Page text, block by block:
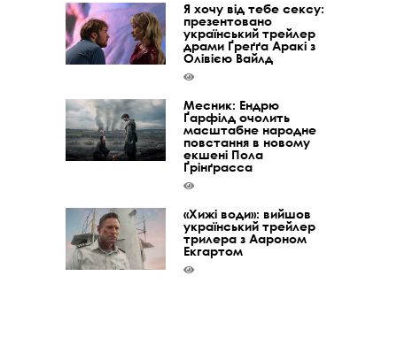
Я хочу від тебе сексу:
презентовано
український трейлер
драми Ґреґґа Аракі з
Олівією Вайлд
Месник: Ендрю
Ґарфілд очолить
масштабне народне
повстання в новому
екшені Пола
Ґрінґрасса
«Хижі води»: вийшов
український трейлер
трилера з Аароном
Екгартом